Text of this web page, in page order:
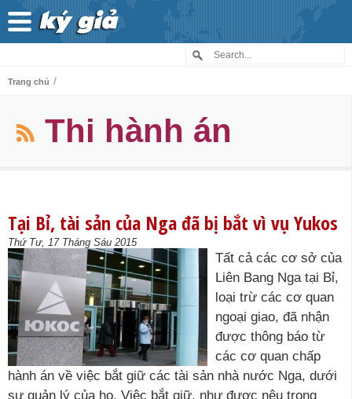
Trang chủ /
Thi hành án
Tại Bỉ, tài sản của Nga đã bị bắt vì vụ Yukos
Thứ Tư, 17 Tháng Sáu 2015
Tất cả các cơ sở của
Liên Bang Nga tại Bỉ,
loại trừ các cơ quan
ngoại giao, đã nhận
được thông báo từ
các cơ quan chấp
hành án về việc bắt giữ các tài sản nhà nước Nga, dưới
sự quản lý của họ. Việc bắt giữ, như được nêu trong